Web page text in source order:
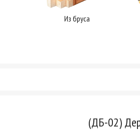
Из бруса
(ДБ-02)